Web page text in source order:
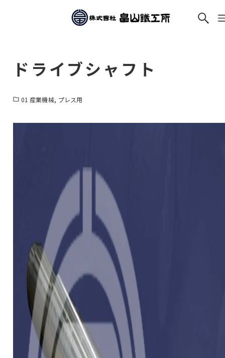
ドライブシャフト
01 産業機械 プレス用